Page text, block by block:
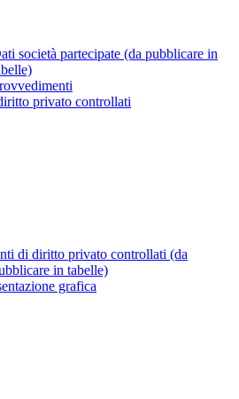
società partecipate (da pubblicare in
privato controllati
di diritto privato controllati (da
in tabelle)
grafica